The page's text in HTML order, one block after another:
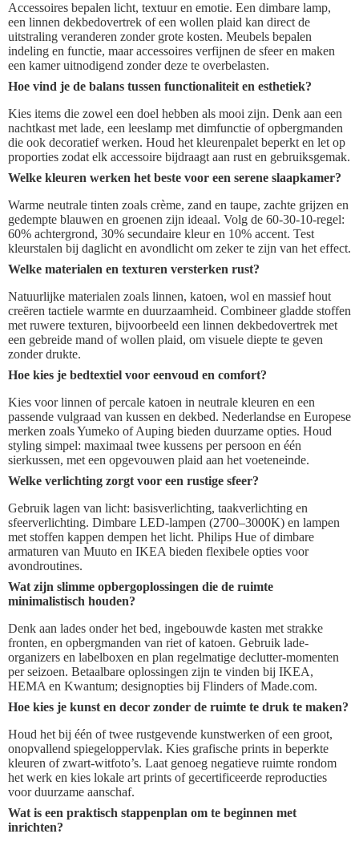
Accessoires bepalen licht, textuur en emotie. Een dimbare lamp,
een linnen dekbedovertrek of een wollen plaid kan direct de
uitstraling veranderen zonder grote kosten. Meubels bepalen
indeling en functie, maar accessoires verfijnen de sfeer en maken
een kamer uitnodigend zonder deze te overbelasten.
Hoe vind je de balans tussen functionaliteit en esthetiek?
Kies items die zowel een doel hebben als mooi zijn. Denk aan een
nachtkast met lade, een leeslamp met dimfunctie of opbergmanden
die ook decoratief werken. Houd het kleurenpalet beperkt en let op
proporties zodat elk accessoire bijdraagt aan rust en gebruiksgemak.
Welke kleuren werken het beste voor een serene slaapkamer?
Warme neutrale tinten zoals crème, zand en taupe, zachte grijzen en
gedempte blauwen en groenen zijn ideaal. Volg de 60-30-10-regel:
60% achtergrond, 30% secundaire kleur en 10% accent. Test
kleurstalen bij daglicht en avondlicht om zeker te zijn van het effect.
Welke materialen en texturen versterken rust?
Natuurlijke materialen zoals linnen, katoen, wol en massief hout
creëren tactiele warmte en duurzaamheid. Combineer gladde stoffen
met ruwere texturen, bijvoorbeeld een linnen dekbedovertrek met
een gebreide mand of wollen plaid, om visuele diepte te geven
zonder drukte.
Hoe kies je bedtextiel voor eenvoud en comfort?
Kies voor linnen of percale katoen in neutrale kleuren en een
passende vulgraad van kussen en dekbed. Nederlandse en Europese
merken zoals Yumeko of Auping bieden duurzame opties. Houd
styling simpel: maximaal twee kussens per persoon en één
sierkussen, met een opgevouwen plaid aan het voeteneinde.
Welke verlichting zorgt voor een rustige sfeer?
Gebruik lagen van licht: basisverlichting, taakverlichting en
sfeerverlichting. Dimbare LED-lampen (2700–3000K) en lampen
met stoffen kappen dempen het licht. Philips Hue of dimbare
armaturen van Muuto en IKEA bieden flexibele opties voor
avondroutines.
Wat zijn slimme opbergoplossingen die de ruimte
minimalistisch houden?
Denk aan lades onder het bed, ingebouwde kasten met strakke
fronten, en opbergmanden van riet of katoen. Gebruik lade-
organizers en labelboxen en plan regelmatige declutter-momenten
per seizoen. Betaalbare oplossingen zijn te vinden bij IKEA,
HEMA en Kwantum; designopties bij Flinders of Made.com.
Hoe kies je kunst en decor zonder de ruimte te druk te maken?
Houd het bij één of twee rustgevende kunstwerken of een groot,
onopvallend spiegeloppervlak. Kies grafische prints in beperkte
kleuren of zwart-witfoto’s. Laat genoeg negatieve ruimte rondom
het werk en kies lokale art prints of gecertificeerde reproducties
voor duurzame aanschaf.
Wat is een praktisch stappenplan om te beginnen met
inrichten?